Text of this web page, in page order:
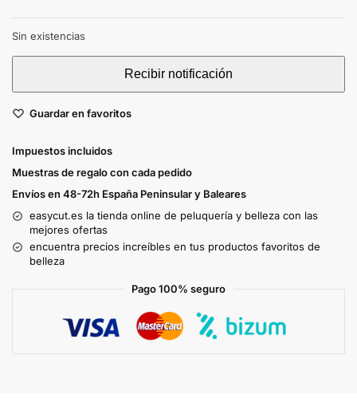
Sin existencias
Guardar en favoritos
Impuestos incluidos
Muestras de regalo con cada pedido
Envíos en 48-72h España Peninsular y Baleares
easycut.es la tienda online de peluquería y belleza con las
mejores ofertas
encuentra precios increíbles en tus productos favoritos de
belleza
Pago 100% seguro